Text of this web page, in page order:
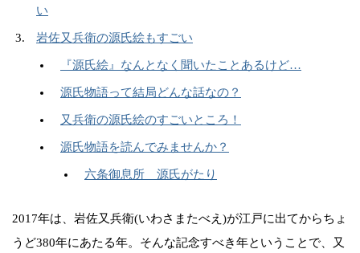
い
岩佐又兵衛の源氏絵もすごい
『源氏絵』なんとなく聞いたことあるけど…
源氏物語って結局どんな話なの？
又兵衛の源氏絵のすごいところ！
源氏物語を読んでみませんか？
六条御息所 源氏がたり
2017年は、岩佐又兵衛(いわさまたべえ)が江戸に出てからちょ
うど380年にあたる年。そんな記念すべき年ということで、又